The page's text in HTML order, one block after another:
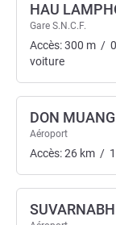
HAU
Gare S.N.C.F.
Accès:300 m /
voiture
DON
Aéroport
Accès:26 km /